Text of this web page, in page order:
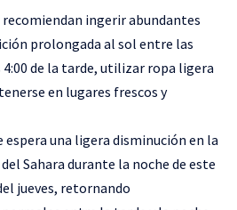
ingerir abundantes
prolongada al sol entre las
4:00 de la tarde, utilizar ropa ligera
en lugares frescos y
espera una ligera disminución en la
Sahara durante la noche de este
jueves, retornando